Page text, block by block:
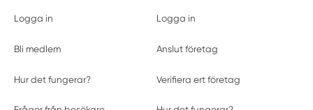
Logga in
Bli medlem
Hur det fungerar?
Logga in
Anslut företag
Verifiera ert företag